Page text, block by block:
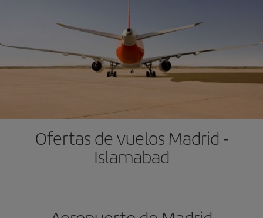
Ofertas de vuelos Madrid -
Islamabad